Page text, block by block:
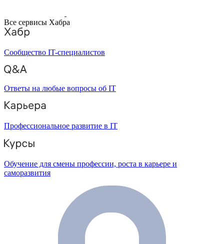
Все сервисы Хабра
Сообщество IT-специалистов
Ответы на любые вопросы об IT
Профессиональное развитие в IT
Обучение для смены профессии, роста в карьере и
саморазвития